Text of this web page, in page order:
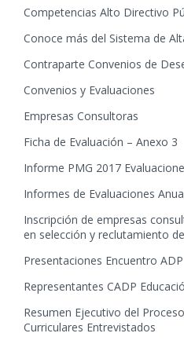
Competencias Alto Directivo
Conoce más del Sistema de
Contraparte Convenios de
Convenios y Evaluaciones
Empresas Consultoras
Ficha de Evaluación – Anexo 3
Informe PMG 2017
Informes de Evaluaciones
Inscripción de empresas
en selección y reclutamiento
Presentaciones Encuentro ADP
Representantes CADP
Resumen Ejecutivo del
Curriculares Entrevistados